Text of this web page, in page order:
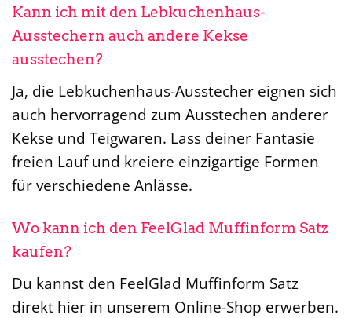
Kann ich mit den Lebkuchenhaus-
Ausstechern auch andere Kekse
ausstechen?
Ja, die Lebkuchenhaus-Ausstecher eignen sich
auch hervorragend zum Ausstechen anderer
Kekse und Teigwaren. Lass deiner Fantasie
freien Lauf und kreiere einzigartige Formen
für verschiedene Anlässe.
Wo kann ich den FeelGlad Muffinform Satz
kaufen?
Du kannst den FeelGlad Muffinform Satz
direkt hier in unserem Online-Shop erwerben.